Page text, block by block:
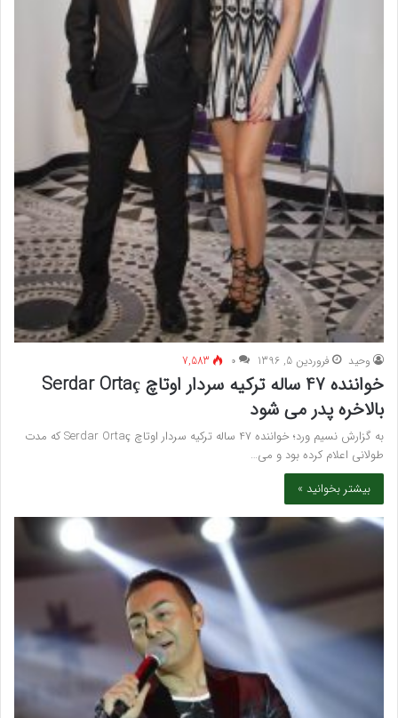
وحید فروردین 5, 1396 ۰ 7,583
خواننده 47 ساله ترکیه سردار اوتاچ Serdar Ortaç
بالاخره پدر می شود
به گزارش نسیم ورد؛ خواننده 47 ساله ترکیه سردار اوتاچ Serdar Ortaç که مدت
طولانی اعلام کرده بود و می…
بیشتر بخوانید »